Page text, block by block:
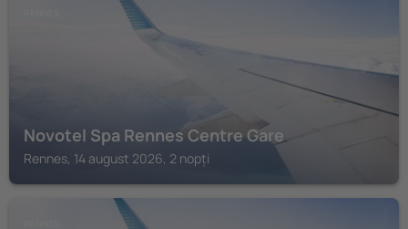
Novotel Spa Rennes Centre Gare
Rennes, 14 august 2026, 2 nopți